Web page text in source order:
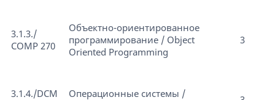
3.1.3./
COMP 270
Объектно-ориентированное
программирование / Object
Oriented Programming
3
3.1.4./DCM
Операционные системы /